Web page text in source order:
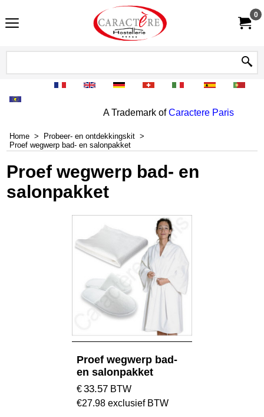
0
A Trademark ofCaractere Paris
Home > Probeer- en ontdekkingskit >
Proef wegwerp bad- en salonpakket
Proef wegwerp bad- en
salonpakket
Proef wegwerp bad-
en salonpakket
€33.57 BTW
€27.98 exclusief BTW